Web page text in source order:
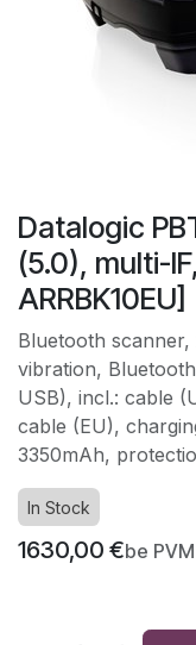
Datalogic
(5.0), multi-
ARRBK10EU]
Bluetooth scanner,
vibration,
USB), incl.: cable
cable (EU),
3350mAh,
In Stock
1630,00 €be PVM